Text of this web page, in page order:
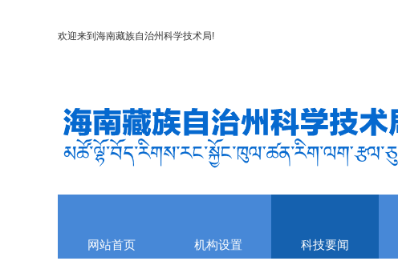
欢迎来到 海南藏族自治州科学技术局!
网站首页 机构设置 科技要闻